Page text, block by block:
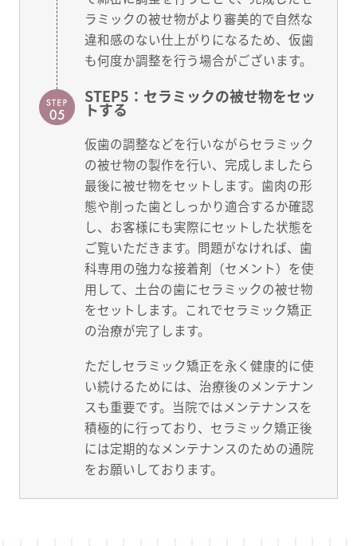
ラミックの被せ物がより審美的で自然な
違和感のない仕上がりになるため、仮歯
も何度か調整を行う場合がございます。
STEP5：セラミックの被せ物をセッ
トする
仮歯の調整などを行いながらセラミック
の被せ物の製作を行い、完成しましたら
最後に被せ物をセットします。歯肉の形
態や削った歯としっかり適合するか確認
し、お客様にも実際にセットした状態を
ご覧いただきます。問題がなければ、歯
科専用の強力な接着剤（セメント）を使
用して、土台の歯にセラミックの被せ物
をセットします。これでセラミック矯正
の治療が完了します。
ただしセラミック矯正を永く健康的に使
い続けるためには、治療後のメンテナン
スも重要です。当院ではメンテナンスを
積極的に行っており、セラミック矯正後
には定期的なメンテナンスのための通院
をお願いしております。